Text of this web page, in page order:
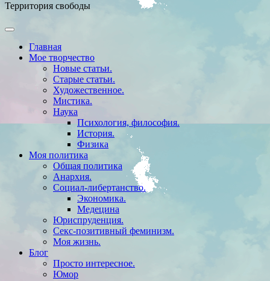
Территория свободы
Главная
Мое творчество
Новые статьи.
Старые статьи.
Художественное.
Мистика.
Наука
Психология, философия.
История.
Физика
Моя политика
Общая политика
Анархия.
Социал-либертанство.
Экономика.
Медецина
Юриспруденция.
Секс-позитивный феминизм.
Моя жизнь.
Блог
Просто интересное.
Юмор